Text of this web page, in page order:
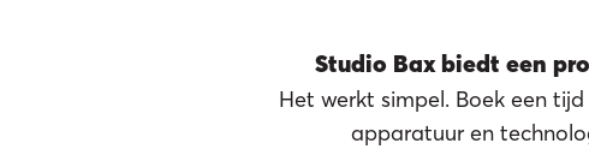
Studio Bax biedt een
Het werkt simpel. Boek een
apparatuur en